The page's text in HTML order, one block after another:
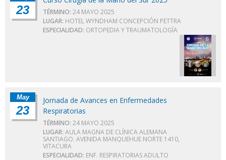
23 TÉRMINO: 24 MAYO 2025
LUGAR: HOTEL WYNDHAM CONCEPCIÓN PETTRA
ESPECIALIDAD: ORTOPEDIA Y TRAUMATOLOGÍA
May
23
Jornada de Avances en Enfermedades
Respiratorias
TÉRMINO: 24 MAYO 2025
LUGAR: AULA MAGNA DE CLÍNICA ALEMANA
SANTIAGO. AVENIDA MANQUEHUE NORTE 1410,
VITACURA
ESPECIALIDAD: ENF. RESPIRATORIAS ADULTO